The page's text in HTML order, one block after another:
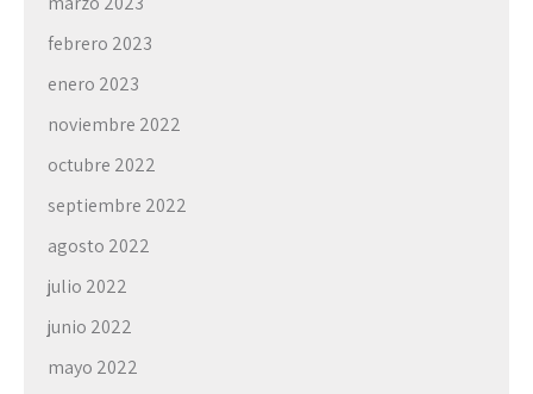
febrero 2023
enero 2023
noviembre 2022
octubre 2022
septiembre 2022
agosto 2022
julio 2022
junio 2022
mayo 2022